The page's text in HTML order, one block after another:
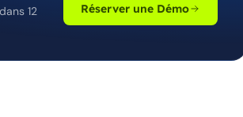
12
Réserver une Démo